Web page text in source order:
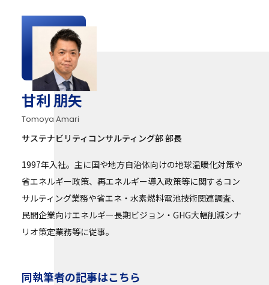
甘利 朋矢
Tomoya Amari
サステナビリティコンサルティング部 部長
1997年入社。主に国や地方自治体向けの地球温暖化対策や
省エネルギー政策、再エネルギー導入政策等に関するコン
サルティング業務や省エネ・水素燃料電池技術関連調査、
民間企業向けエネルギー長期ビジョン・GHG大幅削減シナ
リオ策定業務等に従事。
同執筆者の記事はこちら